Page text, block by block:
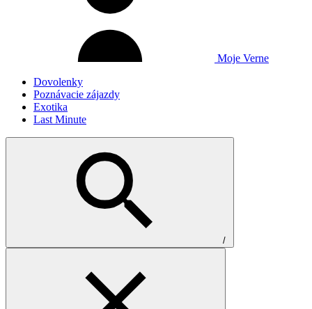
Moje Verne
Dovolenky
Poznávacie zájazdy
Exotika
Last Minute
/